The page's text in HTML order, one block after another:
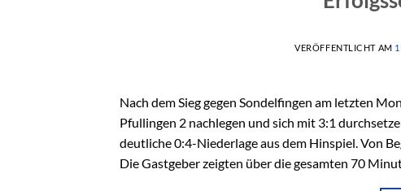
VERÖFFENTLICHT AM
Nach dem Sieg gegen Sondelfingen am letzten
Pfullingen 2 nachlegen und sich mit 3:1
deutliche 0:4-Niederlage aus dem Hinspiel. Von
Die Gastgeber zeigten über die gesamten 70